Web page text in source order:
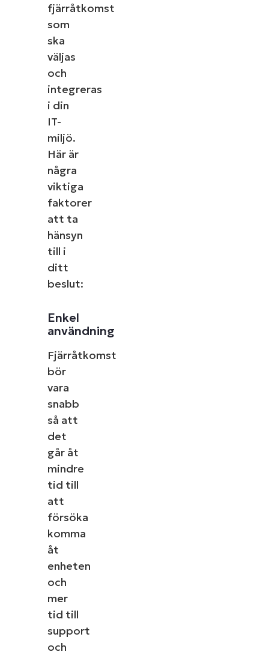
fjärråtkomst
som
ska
väljas
och
integreras
i din
IT-
miljö.
Här är
några
viktiga
faktorer
att ta
hänsyn
till i
ditt
beslut:
Enkel
användning
Fjärråtkomst
bör
vara
snabb
så att
det
går åt
mindre
tid till
att
försöka
komma
åt
enheten
och
mer
tid till
support
och